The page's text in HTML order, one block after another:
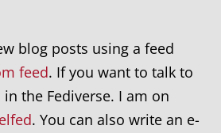
blog posts using a feed
feed. If you want to talk to
the Fediverse. I am on
. You can also write an e-